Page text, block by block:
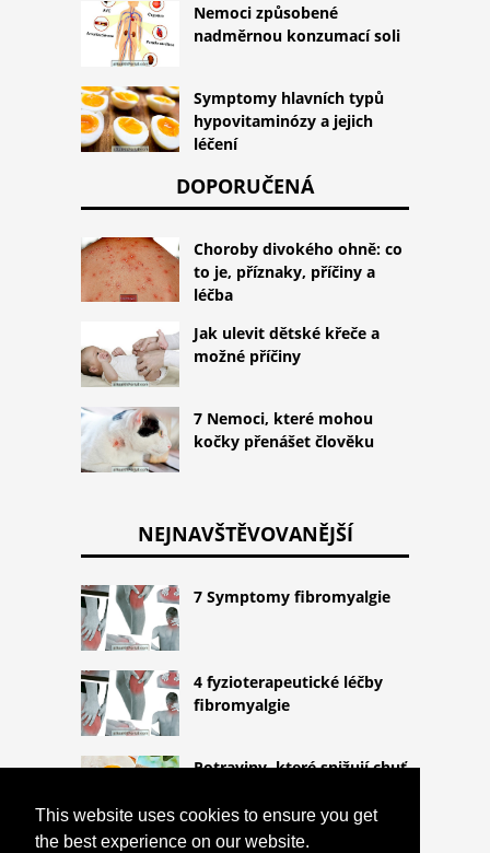
This website uses cookies to ensure you get
the best experience on our website.
Nemoci způsobené
nadměrnou konzumací soli
Symptomy hlavních typů
hypovitaminózy a jejich
léčení
DOPORUČENÁ
Choroby divokého ohně: co
to je, příznaky, příčiny a
léčba
Jak ulevit dětské křeče a
možné příčiny
7 Nemoci, které mohou
kočky přenášet člověku
NEJNAVŠTĚVOVANĚJŠÍ
7 Symptomy fibromyalgie
4 fyzioterapeutické léčby
fibromyalgie
Potraviny, které snižují chuť